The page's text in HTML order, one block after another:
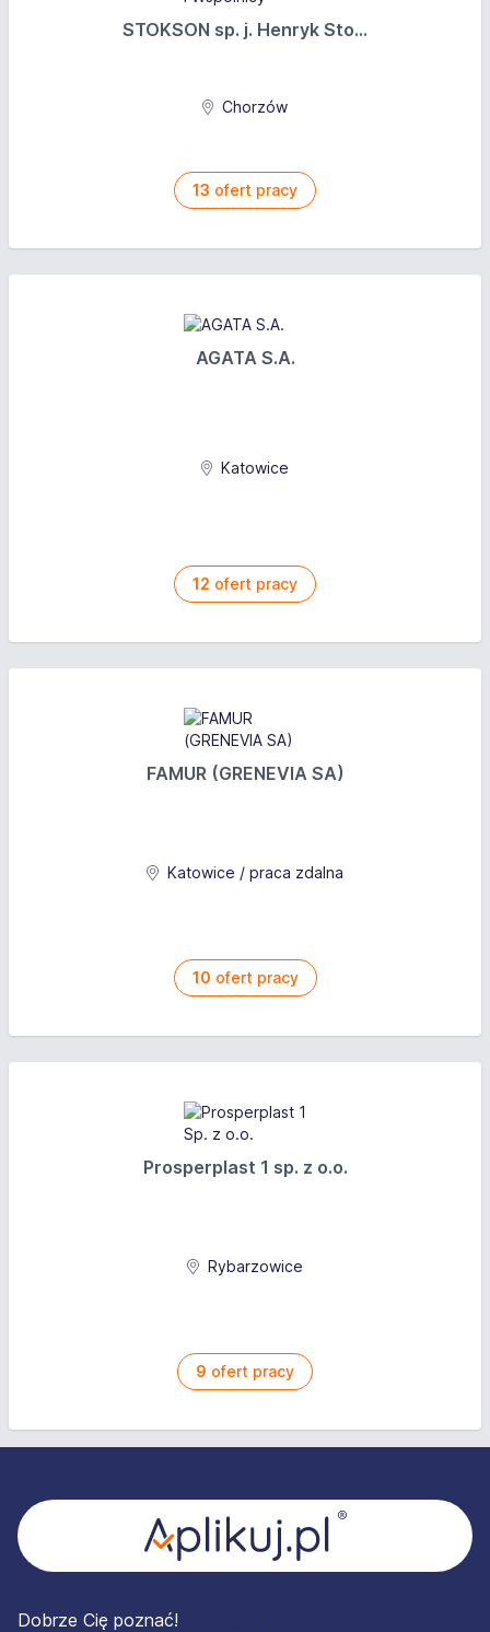
STOKSON sp. j. Henryk Sto...
Chorzów
13 ofert pracy
AGATA S.A.
Katowice
12 ofert pracy
FAMUR (GRENEVIA SA)
Katowice / praca zdalna
10 ofert pracy
Prosperplast 1 sp. z o.o.
Rybarzowice
9 ofert pracy
Dobrze Cię poznać!